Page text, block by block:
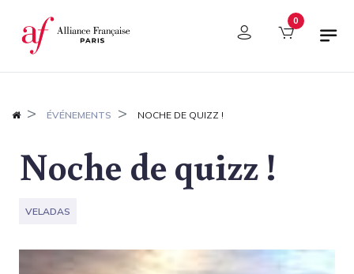
Panel de gestión de cookies 0
ÉVÉNEMENTS NOCHE DE QUIZZ !
Noche de quizz !
VELADAS